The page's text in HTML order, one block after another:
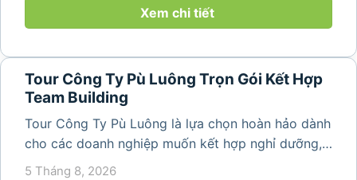
giây vui vẻ, sôi động mà còn...
Xem chi tiết
Tour Công Ty Pù Luông Trọn Gói Kết Hợp
Team Building
Tour Công Ty Pù Luông là lựa chọn hoàn hảo dành
cho các doanh nghiệp muốn kết hợp nghỉ dưỡng,
team building và gắn kết tập thể trong không gian
5 Tháng 8, 2026